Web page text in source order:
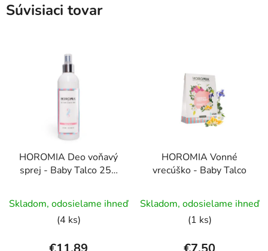
Súvisiaci tovar
HOROMIA Deo voňavý
sprej - Baby Talco 250
Skladom, odosielame ihneď
(4 ks)
HOROMIA Vonné
vrecúško - Baby Talco
Skladom, odosielame ihneď
(1 ks)